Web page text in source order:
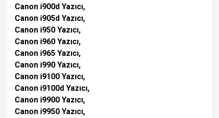
Canon i900d Yazıcı,
Canon i905d Yazıcı,
Canon i950 Yazıcı,
Canon i960 Yazıcı,
Canon i965 Yazıcı,
Canon i990 Yazıcı,
Canon i9100 Yazıcı,
Canon i9100d Yazıcı,
Canon i9900 Yazıcı,
Canon i9950 Yazıcı,